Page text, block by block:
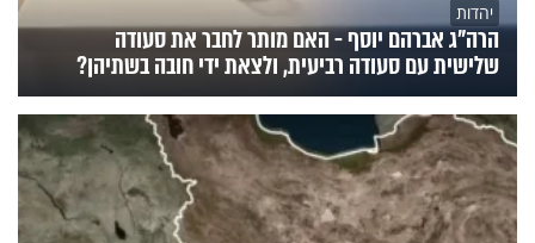
יהדות
הרה"ג אברהם יוסף - האם מותר לחבר את סעודה
שלישית עם סעודה רביעית, ולצאת ידי חובה בשתיהן?